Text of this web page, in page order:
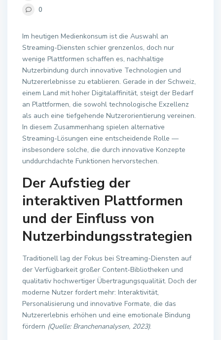
0
Im heutigen Medienkonsum ist die Auswahl an
Streaming-Diensten schier grenzenlos, doch nur
wenige Plattformen schaffen es, nachhaltige
Nutzerbindung durch innovative Technologien und
Nutzererlebnisse zu etablieren. Gerade in der Schweiz,
einem Land mit hoher Digitalaffinität, steigt der Bedarf
an Plattformen, die sowohl technologische Exzellenz
als auch eine tiefgehende Nutzerorientierung vereinen.
In diesem Zusammenhang spielen alternative
Streaming-Lösungen eine entscheidende Rolle —
insbesondere solche, die durch innovative Konzepte
unddurchdachte Funktionen hervorstechen.
Der Aufstieg der
interaktiven Plattformen
und der Einfluss von
Nutzerbindungsstrategien
Traditionell lag der Fokus bei Streaming-Diensten auf
der Verfügbarkeit großer Content-Bibliotheken und
qualitativ hochwertiger Übertragungsqualität. Doch der
moderne Nutzer fordert mehr: Interaktivität,
Personalisierung und innovative Formate, die das
Nutzererlebnis erhöhen und eine emotionale Bindung
fördern (Quelle: Branchenanalysen, 2023).